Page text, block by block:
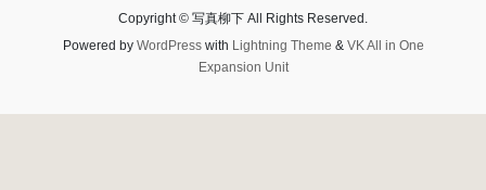
Copyright © 写真柳下 All Rights Reserved.
Powered by WordPresswith Lightning Theme & VK All in One
Expansion Unit